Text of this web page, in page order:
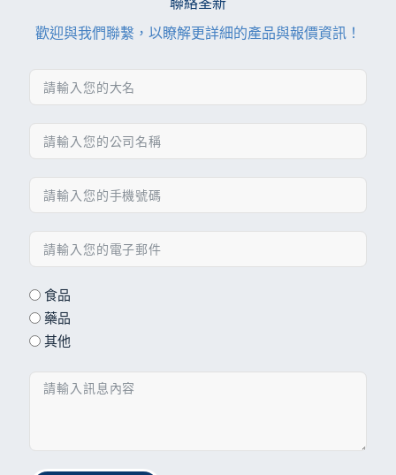
聯絡荃新
歡迎與我們聯繫，以瞭解更詳細的產品與報價資訊！
食品
藥品
其他